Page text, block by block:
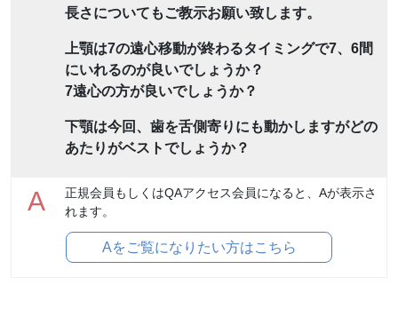
長さについてもご教示お願い致します。
上顎は7の遠心移動が終わるタイミングで7、6間
にいれるのが良いでしょうか？
7遠心の方が良いでしょうか？
下顎は今回、歯を舌側寄りにも動かしますがどの
あたりがベストでしょうか？
A
正規会員もしくはQAアクセス会員になると、Aが表示さ
れます。
Aをご覧になりたい方はこちら